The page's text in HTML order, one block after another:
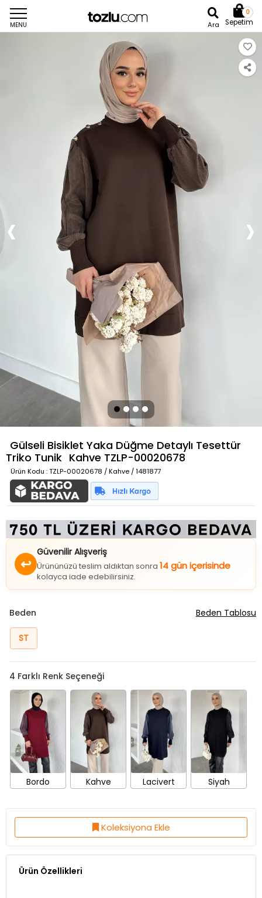
MENU Ara
0
Sepetim
Gülseli Bisiklet Yaka Düğme Detaylı Tesettür
Triko Tunik Kahve TZLP-00020678
Ürün Kodu : TZLP-00020678 / Kahve / 1481877
Güvenilir Alışveriş
Ürününüzü teslim aldıktan sonra
kolayca iade edebilirsiniz.
ST
Bordo Kahve Lacivert Siyah
Koleksiyona Ekle
Ürün Özellikleri